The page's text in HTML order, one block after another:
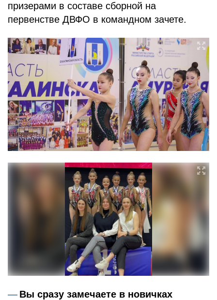
призерами в составе сборной на
первенстве ДВФО в командном зачете.
Вы сразу замечаете в новичках